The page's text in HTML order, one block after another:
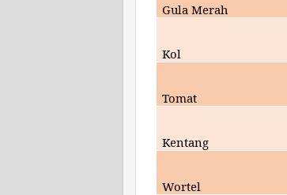
Gula Merah
Kol
Tomat
Kentang
Wortel